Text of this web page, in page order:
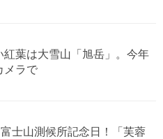
紅葉は大雪山「旭岳」。今年
メラで
士山測候所記念日！「芙蓉